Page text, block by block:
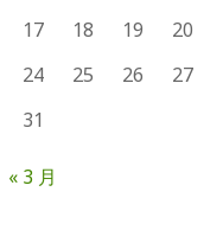
17
18 19 20
24
25 26 27
31
« 3 月